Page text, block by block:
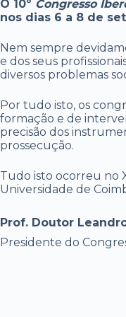
O 10º Congresso
nos dias 6 a 8 de
Nem sempre
e dos seus
diversos problemas
Por tudo isto, os
formação e de
precisão dos
prossecução.
Tudo isto ocorreu no
Universidade de
Prof. Doutor
Presidente do